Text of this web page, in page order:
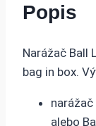
7/16
PLYN
SO
VENTILOM
Popis
Narážač Ball
bag in box.
narážač
alebo